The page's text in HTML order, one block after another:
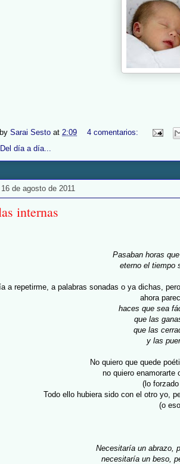
Sarai Sesto at 2:09
4 comentarios:
Del día a día...
de agosto de 2011
internas
Pasaban horas
eterno el tiempo
a repetirme, a palabras sonadas o ya dichas,
ahora
haces que sea
que las
que las
y las
No quiero que quede
no quiero enamorarte
(lo
Todo ello hubiera sido con el otro yo,
(o
Necesitaría un abrazo,
necesitaría un beso,